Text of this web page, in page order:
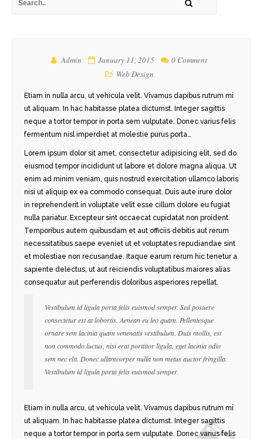
Admin January 11, 2015
0 Comment
Web Design
Etiam in nulla arcu, ut vehicula velit. Vivamus dapibus rutrum mi
ut aliquam. In hac habitasse platea dictumst. Integer sagittis
neque a tortor tempor in porta sem vulputate. Donec varius felis
fermentum nisl imperdiet at molestie purus porta…
Lorem ipsum dolor sit amet, consectetur adipisicing elit, sed do
eiusmod tempor incididunt ut labore et dolore magna aliqua. Ut
enim ad minim veniam, quis nostrud exercitation ullamco laboris
nisi ut aliquip ex ea commodo consequat. Duis aute irure dolor
in reprehenderit in voluptate velit esse cillum dolore eu fugiat
nulla pariatur. Excepteur sint occaecat cupidatat non proident.
Temporibus autem quibusdam et aut officiis debitis aut rerum
necessitatibus saepe eveniet ut et voluptates repudiandae sint
et molestiae non recusandae. Itaque earum rerum hic tenetur a
sapiente delectus, ut aut reiciendis voluptatibus maiores alias
consequatur aut perferendis doloribus asperiores repellat.
Vestibulum id ligula porta felis euismod semper. Sed posuere
consectetur est at lobortis. Aenean eu leo quam. Pellentesque
ornare sem lacinia quam venenatis vestibulum. Duis mollis, est
non commodo luctus, nisi erat porttitor ligula, eget lacinia odio
sem nec elit. Donec ullamcorper nulla non metus auctor fringilla.
Vestibulum id ligula porta felis euismod semper.
Etiam in nulla arcu, ut vehicula velit. Vivamus dapibus rutrum mi
ut aliquam. In hac habitasse platea dictumst. Integer sagittis
neque a tortor tempor in porta sem vulputate. Donec varius felis